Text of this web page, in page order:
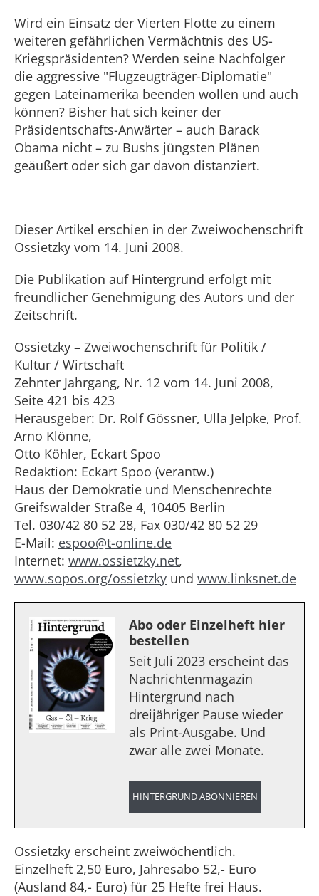
Wird ein Einsatz der Vierten Flotte zu einem
weiteren gefährlichen Vermächtnis des US-
Kriegspräsidenten? Werden seine Nachfolger
die aggressive "Flugzeugträger-Diplomatie"
gegen Lateinamerika beenden wollen und auch
können? Bisher hat sich keiner der
Präsidentschafts-Anwärter – auch Barack
Obama nicht – zu Bushs jüngsten Plänen
geäußert oder sich gar davon distanziert.
Dieser Artikel erschien in der Zweiwochenschrift
Ossietzky vom 14. Juni 2008.
Die Publikation auf Hintergrund erfolgt mit
freundlicher Genehmigung des Autors und der
Zeitschrift.
Ossietzky – Zweiwochenschrift für Politik /
Kultur / Wirtschaft
Zehnter Jahrgang, Nr. 12 vom 14. Juni 2008,
Seite 421 bis 423
Herausgeber: Dr. Rolf Gössner, Ulla Jelpke, Prof.
Arno Klönne,
Otto Köhler, Eckart Spoo
Redaktion: Eckart Spoo (verantw.)
Haus der Demokratie und Menschenrechte
Greifswalder Straße 4, 10405 Berlin
Tel. 030/42 80 52 28, Fax 030/42 80 52 29
E-Mail: espoo@t-online.de
Internet: www.ossietzky.net,
www.sopos.org/ossietzky und www.linksnet.de
Abo oder Einzelheft hier
bestellen
Seit Juli 2023 erscheint das
Nachrichtenmagazin
Hintergrund nach
dreijähriger Pause wieder
als Print-Ausgabe. Und
zwar alle zwei Monate.
HINTERGRUND ABONNIEREN
Ossietzky erscheint zweiwöchentlich.
Einzelheft 2,50 Euro, Jahresabo 52,- Euro
(Ausland 84,- Euro) für 25 Hefte frei Haus.